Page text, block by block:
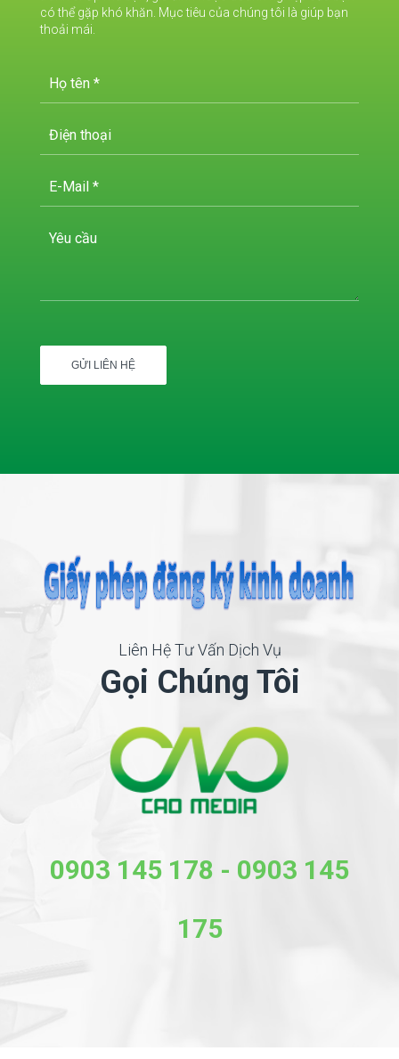
có thể gặp khó khăn. Mục tiêu của chúng tôi là giúp bạn
thoải mái.
Liên Hệ Tư Vấn Dịch Vụ
Gọi Chúng Tôi
0903 145 178 - 0903 145
175